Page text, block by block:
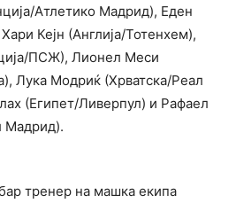
Атлетико Мадрид), Еден
Кејн (Англија/Тотенхем),
ПСЖ), Лионел Меси
Лука Модриќ (Хрватска/Реал
(Египет/Ливерпул) и Рафаел
Мадрид).
тренер на машка екипа